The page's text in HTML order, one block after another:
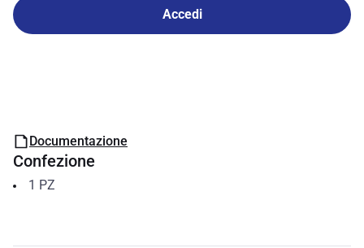
Accedi
Documentazione
Confezione
1 PZ